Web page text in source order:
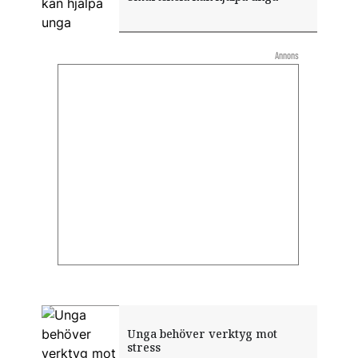
Unga behöver verktyg mot
stress
Annons